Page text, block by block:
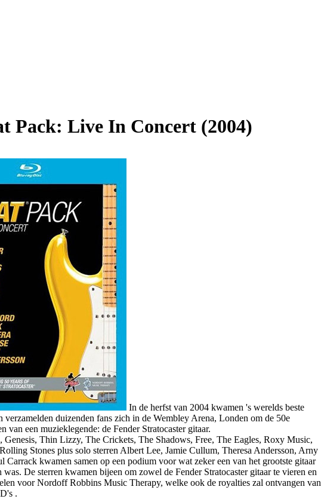
Pack: Live In Concert (2004)
In de herfst van 2004 kwamen 's werelds beste
verzamelden duizenden fans zich in de Wembley Arena, Londen om de 50e
van een muzieklegende: de Fender Stratocaster gitaar.
Genesis, Thin Lizzy, The Crickets, The Shadows, Free, The Eagles, Roxy Music,
Stones plus solo sterren Albert Lee, Jamie Cullum, Theresa Andersson, Arny
Carrack kwamen samen op een podium voor wat zeker een van het grootste gitaar
De sterren kwamen bijeen om zowel de Fender Stratocaster gitaar te vieren en
voor Nordoff Robbins Music Therapy, welke ook de royalties zal ontvangen van
.